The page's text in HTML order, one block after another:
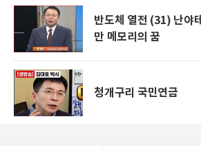
반도체 열전 (31) 난야
만 메모리의 꿈
청개구리 국민연금